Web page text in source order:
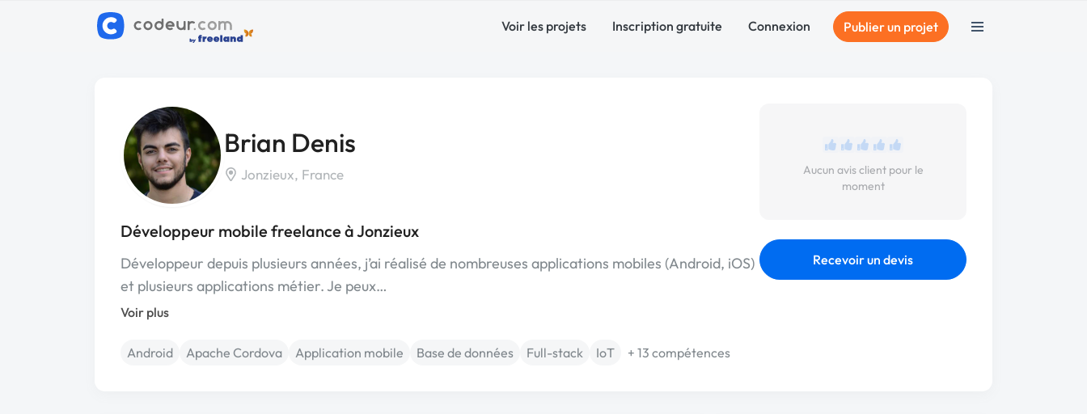
Voir les projets Inscription gratuite Connexion Publier un projet
Brian Denis
Jonzieux, France
Développeur mobile freelance à Jonzieux
Développeur depuis plusieurs années, j’ai réalisé de nombreuses applications mobiles (Android, iOS)
et plusieurs applications métier. Je peux…
Voir plus
Android Apache Cordova Application mobile Base de données Full-stack IoT + 13 compétences
Aucun avis client pour le
moment
Recevoir un devis